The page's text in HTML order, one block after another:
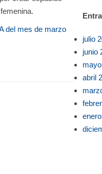
del mes de marzo
julio
junio
abril